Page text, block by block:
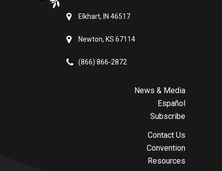
Elkhart, IN 46517
Newton, KS 67114
(866) 866-2872
News & Media
Español
Subscribe
Contact Us
Convention
Resources